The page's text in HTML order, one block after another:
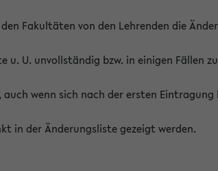
Fakultäten von den Lehrenden die
U. unvollständig bzw. in einigen Fällen
wenn sich nach der ersten Eintragung
in der Änderungsliste gezeigt werden.